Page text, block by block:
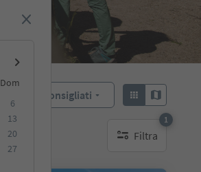
Dom
6
13
20
27
Consigliati
Filtra
1
1 filtro attivo